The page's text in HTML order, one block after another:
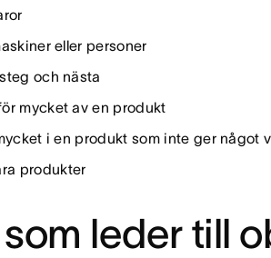
eller personer
och nästa
mycket av en produkt
i en produkt som inte ger något
produkter
leder till